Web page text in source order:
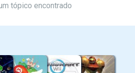
tópico encontrado